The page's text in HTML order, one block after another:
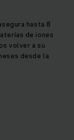
hasta 8
de iones
volver a su
desde la